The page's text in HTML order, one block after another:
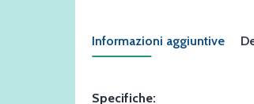
Informazioni aggiuntive
Specifiche: